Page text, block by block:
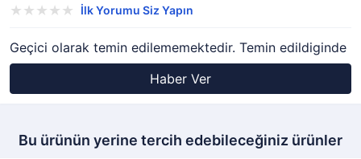
İlk Yorumu Siz Yapın
Geçici olarak temin edilememektedir. Temin edildiginde
Haber Ver
Bu ürünün yerine tercih edebileceğiniz ürünler